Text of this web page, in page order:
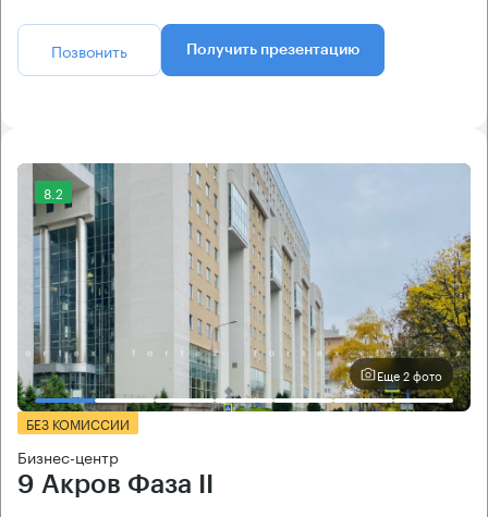
Позвонить Получить презентацию
8.2
Еще 2 фото
БЕЗ КОМИССИИ
Бизнес-центр
9 Акров Фаза II